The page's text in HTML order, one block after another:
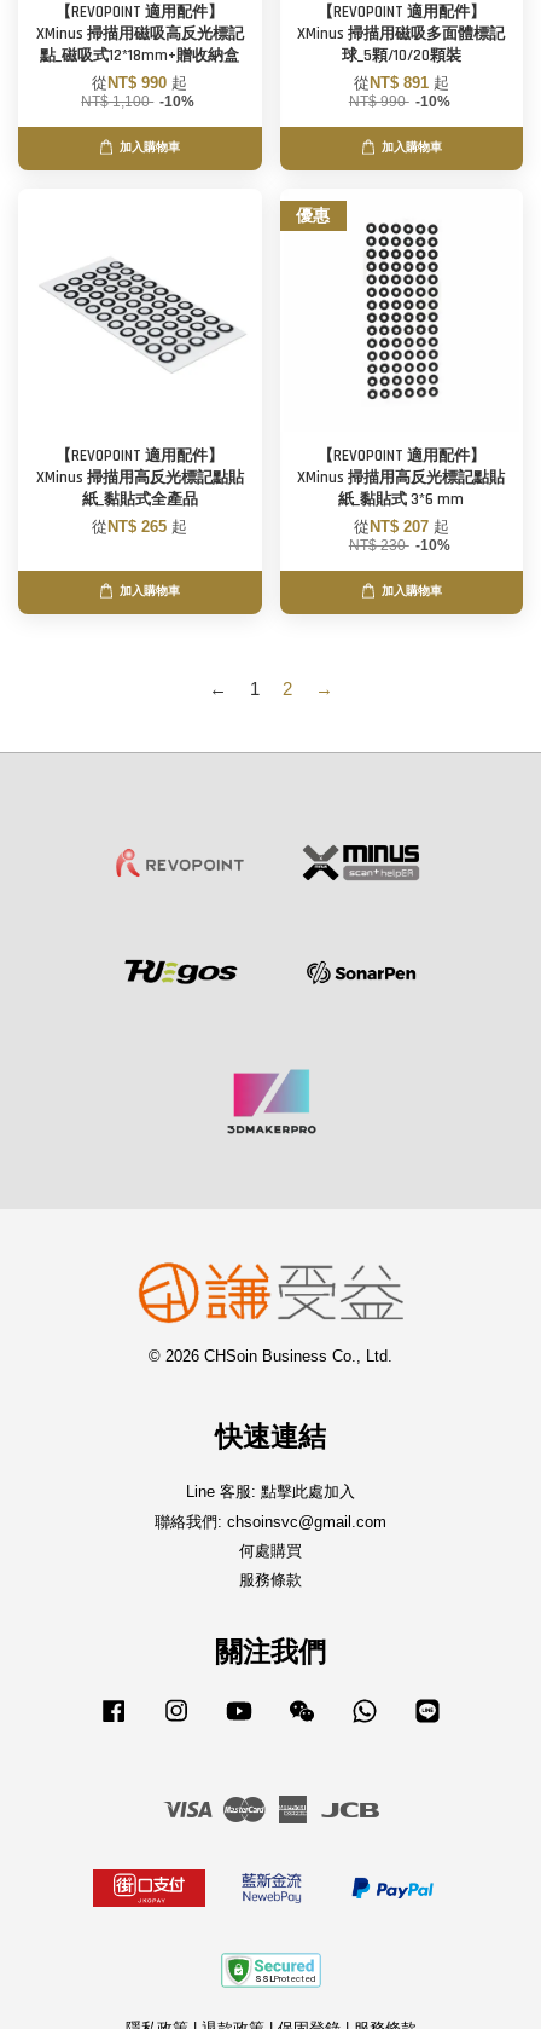
【REVOPOINT 適用配件】
XMinus 掃描用磁吸高反光標記
點_磁吸式12*18mm+贈收納盒
從NT$ 990 起
NT$ 1,100 -10%
加入購物車
【REVOPOINT 適用配件】
XMinus 掃描用磁吸多面體標記
球_5顆/10/20顆裝
從NT$ 891 起
NT$ 990 -10%
加入購物車
【REVOPOINT 適用配件】
XMinus 掃描用高反光標記點貼
紙_黏貼式全產品
從NT$ 265 起
加入購物車
優惠
【REVOPOINT 適用配件】
XMinus 掃描用高反光標記點貼
紙_黏貼式 3*6 mm
從NT$ 207 起
NT$ 230 -10%
加入購物車
← 1 2 →
© 2026 CHSoin Business Co., Ltd.
快速連結
Line 客服: 點擊此處加入
聯絡我們: chsoinsvc@gmail.com
何處購買
服務條款
關注我們
Facebook Instagram YouTube Wechat Whatsapp
Visa Master
American